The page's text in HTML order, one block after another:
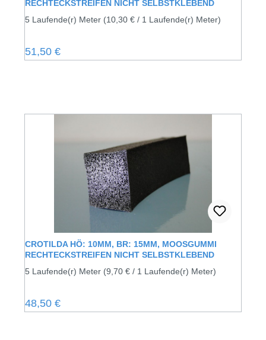
RECHTECKSTREIFEN NICHT SELBSTKLEBEND
5 Laufende(r) Meter (10,30 € / 1 Laufende(r) Meter)
Regulärer Preis:
51,50 €
CROTILDA HÖ: 10MM, BR: 15MM, MOOSGUMMI
RECHTECKSTREIFEN NICHT SELBSTKLEBEND
5 Laufende(r) Meter (9,70 € / 1 Laufende(r) Meter)
Regulärer Preis:
48,50 €